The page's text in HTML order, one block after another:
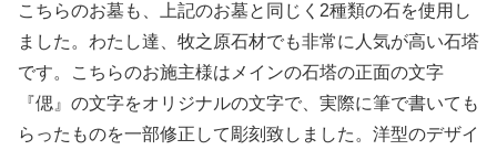
こちらのお墓も、上記のお墓と同じく2種類の石を使用し
ました。わたし達、牧之原石材でも非常に人気が高い石塔
です。こちらのお施主様はメインの石塔の正面の文字
『偲』の文字をオリジナルの文字で、実際に筆で書いても
らったものを一部修正して彫刻致しました。洋型のデザイ